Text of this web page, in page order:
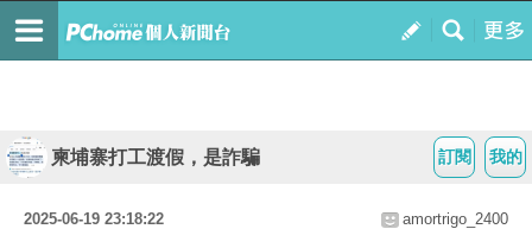
我的
訂閱
柬埔寨打工渡假，是詐騙
2025-06-19 23:18:22 amortrigo_2400